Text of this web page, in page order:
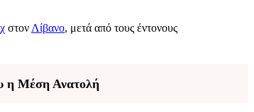
στον Λίβανο, μετά από τους έντονους
η Μέση Ανατολή